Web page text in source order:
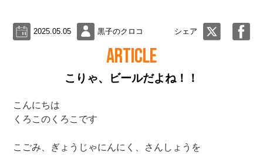
2025.05.05 黒子のクロコ シェア
ARTICLE
こりゃ、ビールだよね！！